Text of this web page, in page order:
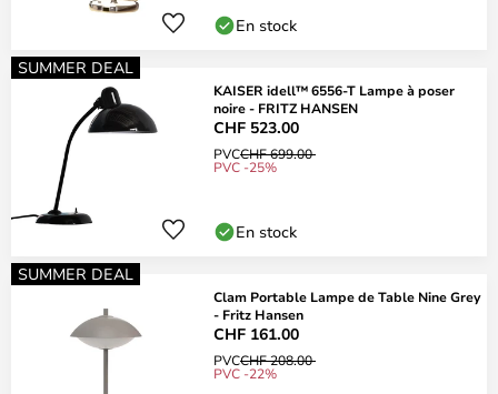
En stock
SUMMER DEAL
KAISER idell™ 6556-T Lampe à poser
noire - FRITZ HANSEN
CHF 523.00
PVCCHF 699.00
PVC -25%
En stock
SUMMER DEAL
Clam Portable Lampe de Table Nine Grey
- Fritz Hansen
CHF 161.00
PVCCHF 208.00
PVC -22%